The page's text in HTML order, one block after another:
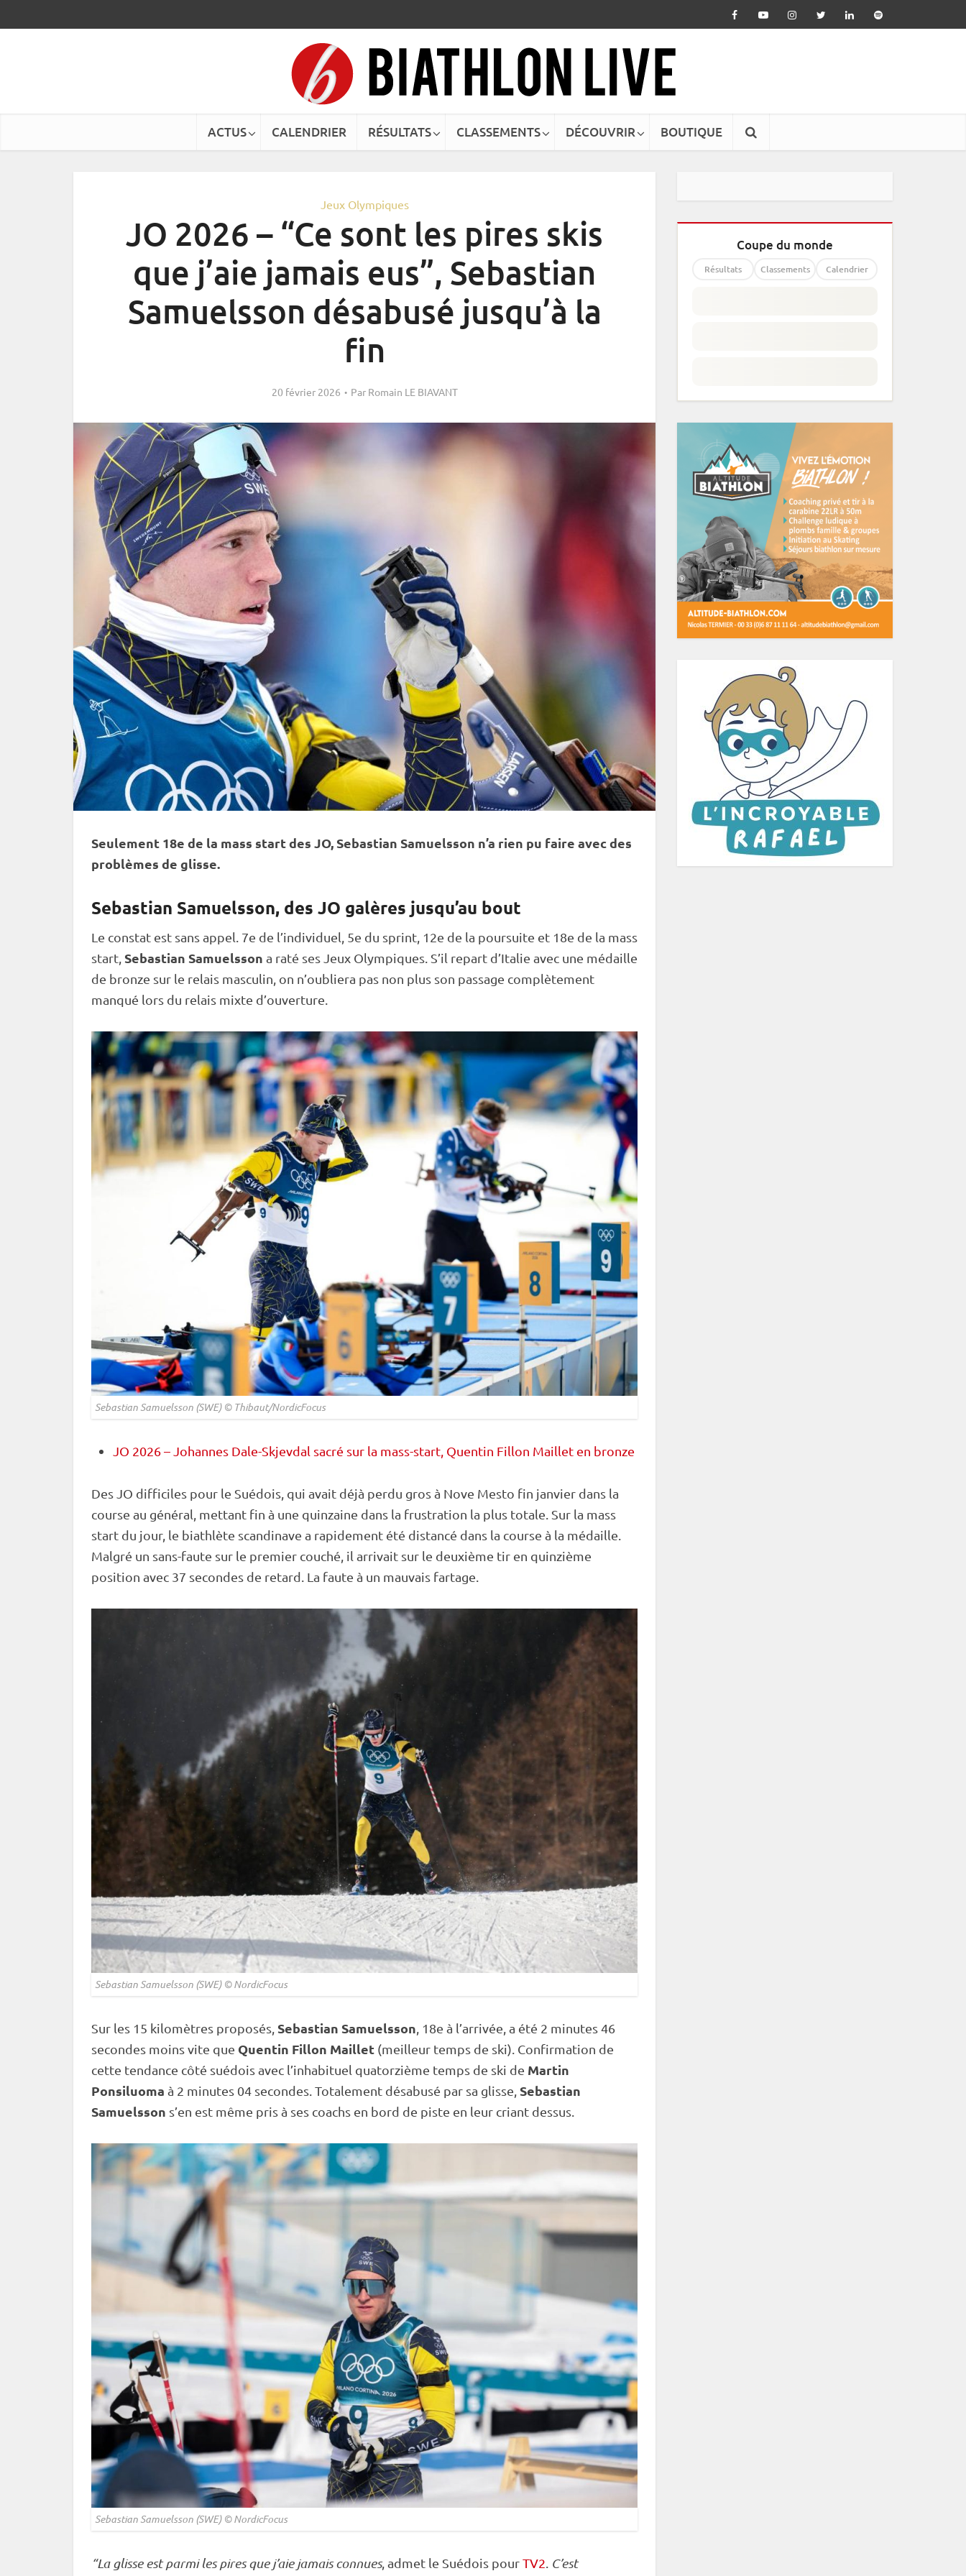
ACTUS CALENDRIER RÉSULTATS CLASSEMENTS DÉCOUVRIR BOUTIQUE
Jeux Olympiques
JO 2026 – “Ce sont les pires skis
que j’aie jamais eus”, Sebastian
Samuelsson désabusé jusqu’à la
fin
20 février 2026 Par Romain LE BIAVANT
Seulement 18e de la mass startdes JO, Sebastian Samuelsson n’a rien pu faire avec des
problèmes de glisse.
Sebastian Samuelsson, des JO galères jusqu’au bout
Le constat est sans appel. 7e de l’individuel , 5e du sprint , 12e de la poursuite et 18e de la mass
start Sebastian Samuelsson a raté ses Jeux Olympiques . S’il repart d’Italie avec une médaille
de bronze sur le relais masculin, on n’oubliera pas non plus son passage complètement
manqué lors du relais mixte d’ouverture.
Sebastian Samuelsson (SWE) © Thibaut/NordicFocus
JO 2026 – Johannes Dale-Skjevdal sacré sur la mass-start, Quentin Fillon Maillet en bronze
Des JO difficiles pour le Suédois, qui avait déjà perdu gros à Nove Mesto fin janvier dans la
course au général, mettant fin à une quinzaine dans la frustration la plus totale. Sur la mass
start du jour, le biathlète scandinave a rapidement été distancé dans la course à la médaille.
Malgré un sans-faute sur le premier couché , il arrivait sur le deuxième tir en quinzième
position avec 37 secondes de retard. La faute à un mauvais fartage.
Sebastian Samuelsson (SWE) © NordicFocus
Sur les 15 kilomètres proposés, Sebastian Samuelsson , 18e à l’arrivée, a été 2 minutes 46
secondes moins vite que Quentin Fillon Maillet (meilleur temps de ski). Confirmation de
cette tendance côté suédois avec l’inhabituel quatorzième temps de ski de Martin
Ponsiluoma à 2 minutes 04 secondes. Totalement désabusé par sa glisse, Sebastian
Samuelsson s’en est même pris à ses coachs en bord de piste en leur criant dessus.
Sebastian Samuelsson (SWE) © NordicFocus
“La glisse est parmi les pires que j’aie jamais connues, admet le Suédois pourTV2 C’est
Coupe du monde
Résultats Classements Calendrier